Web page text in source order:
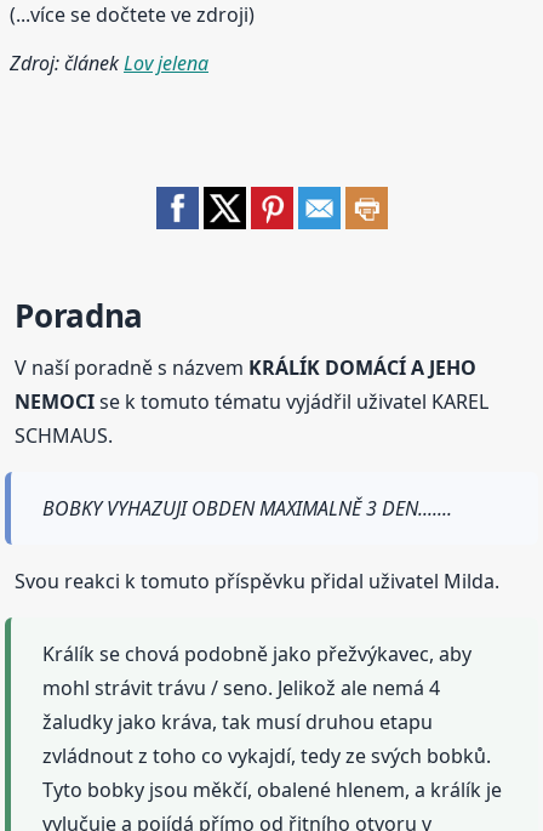
(...více se dočtete ve zdroji)
Zdroj: článekLov jelena
Poradna
V naší poradně s názvem KRÁLÍK DOMÁCÍ A JEHO
NEMOCIse k tomuto tématu vyjádřil uživatel KAREL
SCHMAUS.
BOBKY VYHAZUJI OBDEN MAXIMALNĚ 3 DEN.......
Svou reakci k tomuto příspěvku přidal uživatel Milda.
Králík se chová podobně jako přežvýkavec, aby
mohl strávit trávu / seno. Jelikož ale nemá 4
žaludky jako kráva, tak musí druhou etapu
zvládnout z toho co vykajdí, tedy ze svých bobků.
Tyto bobky jsou měkčí, obalené hlenem, a králík je
vylučuje a pojídá přímo od řitního otvoru v